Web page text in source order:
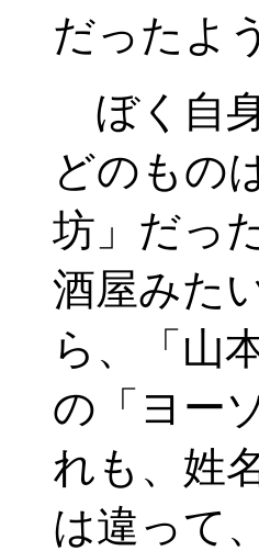
だったよ
ぼく自
どのもの
坊」だっ
酒屋みた
ら、「山
の「ヨー
れも、姓
は違って